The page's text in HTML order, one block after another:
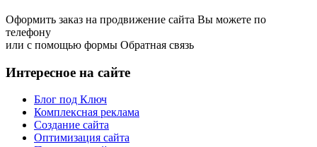
Оформить заказ на продвижение сайта Вы можете по
телефону
или с помощью формы Обратная связь
Интересное на сайте
Блог под Ключ
Комплексная реклама
Создание сайта
Оптимизация сайта